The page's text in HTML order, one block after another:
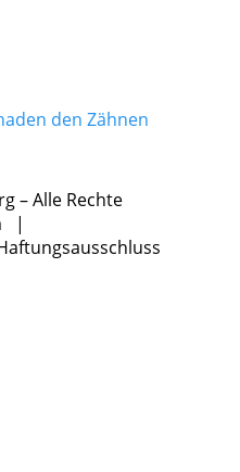
den Zähnen
– Alle Rechte
|